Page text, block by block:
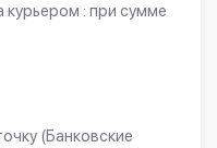
курьером : при сумме
(Банковские